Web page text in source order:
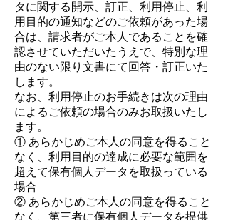
タに関する開示、訂正、利用停止、利
用目的の通知などのご依頼があった場
合は、請求者がご本人であることを確
認させていただいたうえで、特別な理
由のない限り文書にて回答・訂正いた
します。
なお、利用停止のお手続きは次の理由
によるご依頼の場合のみお取扱いたし
ます。
① あらかじめご本人の同意を得ること
なく、利用目的の達成に必要な範囲を
超えて保有個人データを取扱っている
場合
② あらかじめご本人の同意を得ること
なく、第三者に保有個人データを提供